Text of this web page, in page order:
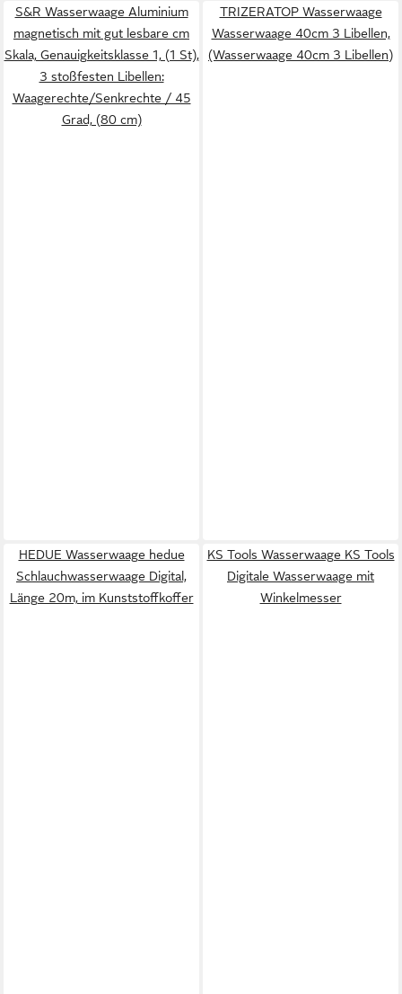
S&R Wasserwaage Aluminium
magnetisch mit gut lesbare cm
Skala, Genauigkeitsklasse 1, (1 St),
3 stoßfesten Libellen:
Waagerechte/Senkrechte / 45
Grad, (80 cm)
TRIZERATOP Wasserwaage
Wasserwaage 40cm 3 Libellen,
(Wasserwaage 40cm 3 Libellen)
HEDUE Wasserwaage hedue
Schlauchwasserwaage Digital,
Länge 20m, im Kunststoffkoffer
KS Tools Wasserwaage KS Tools
Digitale Wasserwaage mit
Winkelmesser